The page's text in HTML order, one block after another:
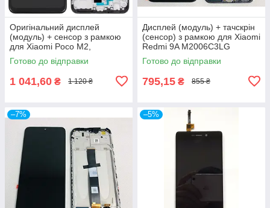
Оригінальний дисплей
(модуль) + сенсор з рамкою
для Xiaomi Poco M2,
MZB9919IN, M2004J19PI,
Original (PRC)
Готово до відправки
1 041,60 ₴ 1 120 ₴
Дисплей (модуль) + тачскрін
(сенсор) з рамкою для Xiaomi
Redmi 9A M2006C3LG
M2006C3LI M2006C3LC
Original (PRC)
Готово до відправки
795,15 ₴ 855 ₴
–7% –5%